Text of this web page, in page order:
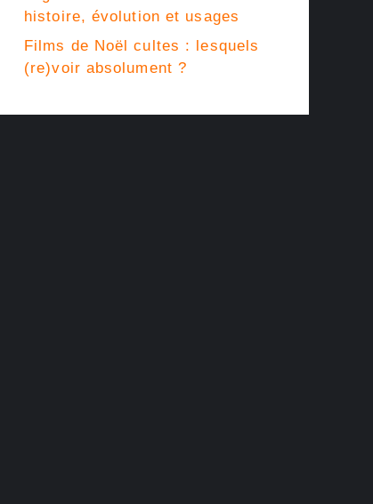
histoire, évolution et usages
Films de Noël cultes : lesquels
(re)voir absolument ?